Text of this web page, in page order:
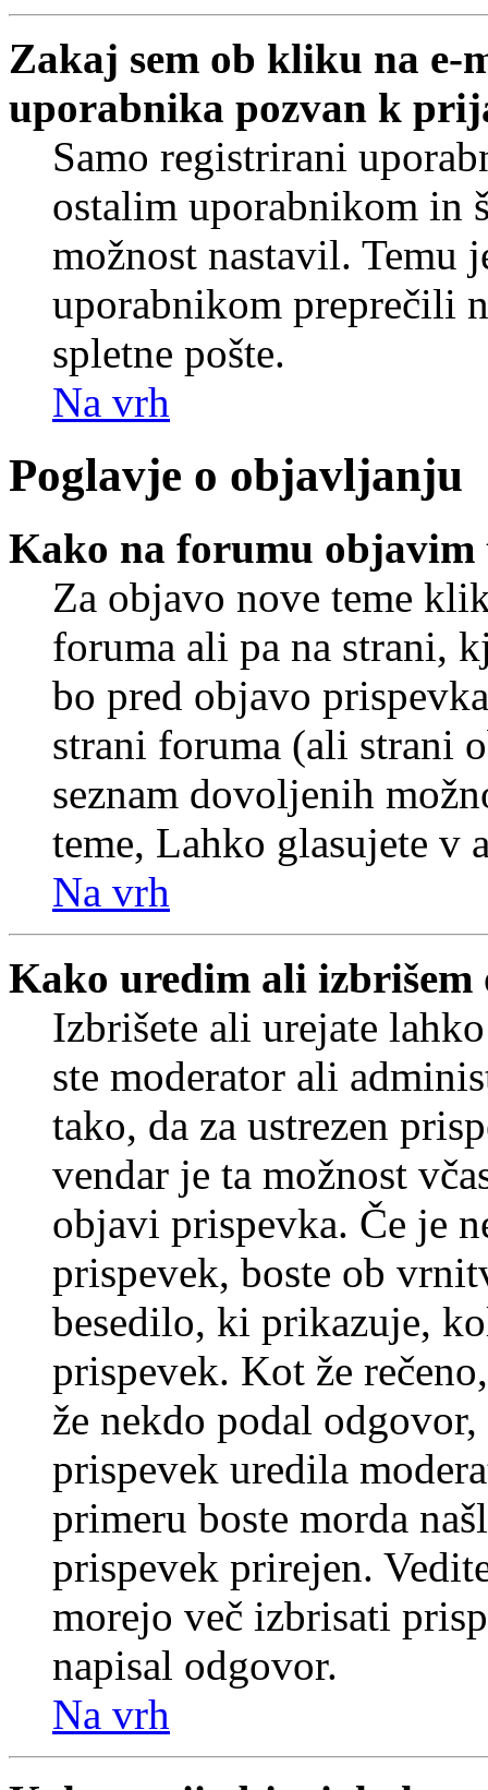
Zakaj sem ob kliku na e-
uporabnika pozvan k
Samo registrirani
ostalim uporabnikom in
možnost nastavil. Temu
uporabnikom preprečili
spletne pošte.
Na vrh
Poglavje o objavljanju
Kako na forumu objavim
Za objavo nove teme
foruma ali pa na strani,
bo pred objavo
strani foruma (ali strani
seznam dovoljenih
teme, Lahko glasujete v
Na vrh
Kako uredim ali izbrišem
Izbrišete ali urejate
ste moderator ali
tako, da za ustrezen
vendar je ta možnost
objavi prispevka. Če je
prispevek, boste ob
besedilo, ki prikazuje,
prispevek. Kot že
že nekdo podal
prispevek uredila
primeru boste morda
prispevek prirejen.
morejo več izbrisati
napisal odgovor.
Na vrh